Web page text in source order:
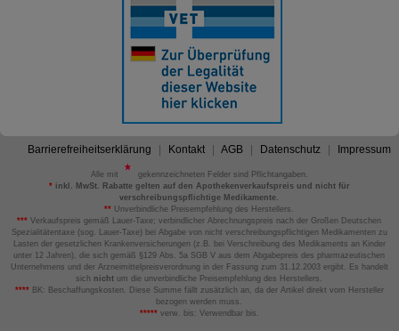
Barrierefreiheitserklärung Kontakt AGB Datenschutz Impressum
Alle mit
gekennzeichneten Felder sind Pflichtangaben.
*inkl. MwSt. Rabatte gelten auf den Apothekenverkaufspreis und nicht für
verschreibungspflichtige Medikamente.
** Unverbindliche Preisempfehlung des Herstellers.
*** Verkaufspreis gemäß Lauer-Taxe; verbindlicher Abrechnungspreis nach der Großen Deutschen
Spezialitätentaxe (sog. Lauer-Taxe) bei Abgabe von nicht verschreibungspflichtigen Medikamenten zu
Lasten der gesetzlichen Krankenversicherungen (z.B. bei Verschreibung des Medikaments an Kinder
unter 12 Jahren), die sich gemäß §129 Abs. 5a SGB V aus dem Abgabepreis des pharmazeutischen
Unternehmens und der Arzneimittelpreisverordnung in der Fassung zum 31.12.2003 ergibt. Es handelt
sich nicht um die unverbindliche Preisempfehlung des Herstellers.
****BK: Beschaffungskosten. Diese Summe fällt zusätzlich an, da der Artikel direkt vom Hersteller
bezogen werden muss.
*****verw. bis: Verwendbar bis.